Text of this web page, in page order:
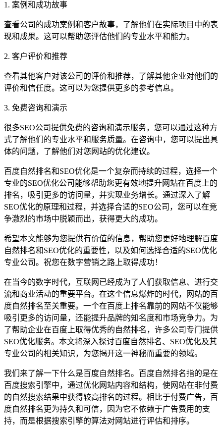
1. 案例和成功故事
查看公司的成功案例和客户故事，了解他们在实际项目中的表
现和成果。这可以帮助您评估他们的专业水平和能力。
2. 客户评价和推荐
查看其他客户对该公司的评价和推荐，了解其他企业对他们的
评价和信任度。这可以为您提供更多的参考信息。
3. 免费咨询和演示
很多SEO公司提供免费的咨询和演示服务，您可以通过这种方
式了解他们的专业水平和服务质量。在咨询中，您可以提出具
体的问题，了解他们对您网站的优化建议。
百度自然排名和SEO优化是一个复杂而持续的过程，选择一个
专业的SEO优化公司能够帮助您更有效地提升网站在百度上的
排名，吸引更多的访问量，并实现业务增长。通过深入了解
SEO优化的原理和过程，并选择合适的SEO公司，您可以在竞
争激烈的市场中脱颖而出，获得更大的成功。
希望本文能够为您提供有价值的信息，帮助您更好地理解百度
自然排名和SEO优化的重要性，以及如何选择合适的SEO优化
专业公司。祝您在数字营销之路上取得成功！
在当今的数字时代，互联网已经成为了人们获取信息、进行交
流和商业活动的重要平台。在这个信息爆炸的时代，网站的百
度自然排名至关重要。一个在百度上排名靠前的网站不仅能够
吸引更多的访问量，还能提升品牌的知名度和市场竞争力。为
了帮助企业在百度上取得优秀的自然排名，许多公司专门提供
SEO优化服务。本文将深入探讨百度自然排名、SEO优化及其
专业公司的相关知识，为您揭开这一神秘而重要的领域。
我们来了解一下什么是百度自然排名。百度自然排名指的是在
百度搜索引擎中，通过优化网站内容和结构，使网站在非付费
的自然搜索结果中获得较高排名的过程。相比于付费广告，百
度自然排名更为持久和可信，因为它不依赖于广告费用的支
持，而是根据搜索引擎的算法对网站进行评估和排序。